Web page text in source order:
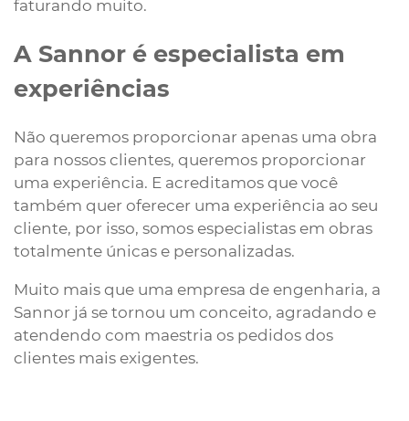
faturando muito.
A Sannor é especialista em
experiências
Não queremos proporcionar apenas uma obra
para nossos clientes, queremos proporcionar
uma experiência. E acreditamos que você
também quer oferecer uma experiência ao seu
cliente, por isso, somos especialistas em obras
totalmente únicas e personalizadas.
Muito mais que uma empresa de engenharia, a
Sannor já se tornou um conceito, agradando e
atendendo com maestria os pedidos dos
clientes mais exigentes.